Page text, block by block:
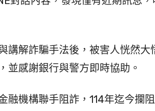
講解詐騙手法後，被害人恍然大
並感謝銀行與警方即時協助。
融機構聯手阻詐，114年迄今攔